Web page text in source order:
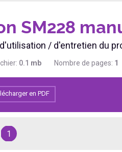
SM228
/ d'entretien du
0.1 mb Nombre de pages: 1
en PDF
1